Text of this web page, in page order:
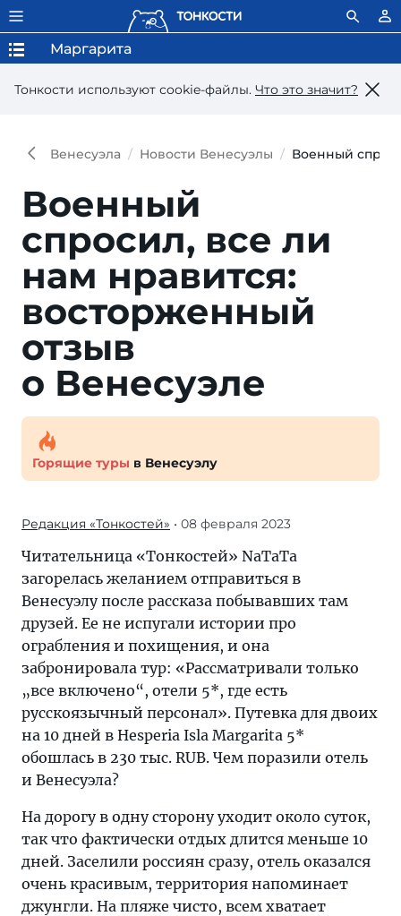
Тонкости используют сookie-файлы. Что это значит?
Маргарита
Венесуэла Новости Венесуэлы Военный
Военный
спросил, все ли
нам нравится:
восторженный
отзыв
о Венесуэле
Горящие туры в Венесуэлу
Редакция «Тонкостей» • 08 февраля 2023
Читательница «Тонкостей» NaTaTa
загорелась желанием отправиться в
Венесуэлу после рассказа побывавших там
друзей. Ее не испугали истории про
ограбления и похищения, и она
забронировала тур: «Рассматривали только
„все включено“, отели 5*, где есть
русскоязычный персонал». Путевка для двоих
на 10 дней в Hesperia Isla Margarita 5*
обошлась в 230 тыс. RUB. Чем поразили отель
и Венесуэла?
На дорогу в одну сторону уходит около суток,
так что фактически отдых длится меньше 10
дней. Заселили россиян сразу, отель оказался
очень красивым, территория напоминает
джунгли. На пляже чисто, всем хватает